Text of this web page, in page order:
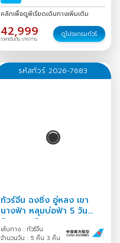
ธ.ค.-01 ม.ค./31 ธ.ค.-06 ม.ค.
/
คลิกเพื่อดูพีเรียดเดินทางเพิ่มเติม
42,999
ราคาเริ่มต้น บาท/ท่าน
ดูโปรแกรมทัวร์
รหัสทัวร์ 2026-7683
ทัวร์จีน ฉงชิ่ง อู่หลง เขา
นางฟ้า หลุมบ่อฟ้า 5 วัน
Season 2
เส้นทาง : ทัวร์จีน
จำนวนวัน : 5 คืน 3 คืน